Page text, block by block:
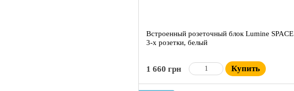
Встроенный розеточный блок Lumine SPACE
3-x розетки, белый
1 660 грн Купить